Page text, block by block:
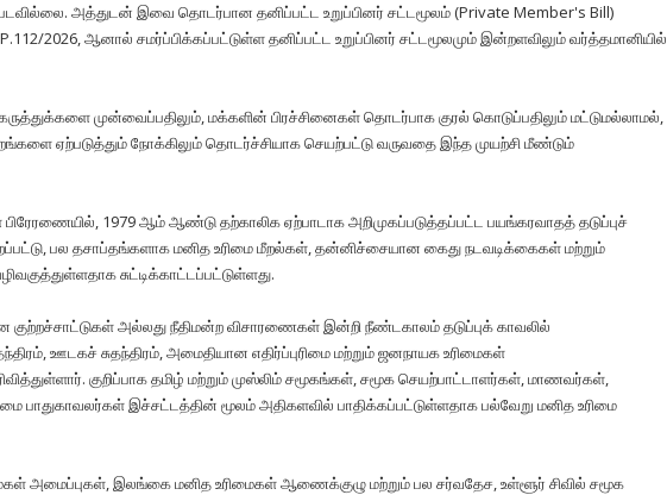
அத்துடன் இவை தொடர்பான தனிப்பட்ட உறுப்பினர் சட்டமூலம் (Private Member's Bill)
2026, ஆனால் சமர்ப்பிக்கப்பட்டுள்ள தனிப்பட்ட உறுப்பினர் சட்டமூலமும் இன்றளவிலும் வர்த்தமானியில்
முன்வைப்பதிலும், மக்களின் பிரச்சினைகள் தொடர்பாக குரல் கொடுப்பதிலும் மட்டுமல்லாமல்,
ஏற்படுத்தும் நோக்கிலும் தொடர்ச்சியாக செயற்பட்டு வருவதை இந்த முயற்சி மீண்டும்
1979 ஆம் ஆண்டு தற்காலிக ஏற்பாடாக அறிமுகப்படுத்தப்பட்ட பயங்கரவாதத் தடுப்புச்
பல தசாப்தங்களாக மனித உரிமை மீறல்கள், தன்னிச்சையான கைது நடவடிக்கைகள் மற்றும்
சுட்டிக்காட்டப்பட்டுள்ளது.
அல்லது நீதிமன்ற விசாரணைகள் இன்றி நீண்டகாலம் தடுப்புக் காவலில்
ஊடகச் சுதந்திரம், அமைதியான எதிர்ப்புரிமை மற்றும் ஜனநாயக உரிமைகள்
குறிப்பாக தமிழ் மற்றும் முஸ்லிம் சமூகங்கள், சமூக செயற்பாட்டாளர்கள், மாணவர்கள்,
பாதுகாவலர்கள் இச்சட்டத்தின் மூலம் அதிகளவில் பாதிக்கப்பட்டுள்ளதாக பல்வேறு மனித உரிமை
அமைப்புகள், இலங்கை மனித உரிமைகள் ஆணைக்குழு மற்றும் பல சர்வதேச, உள்ளூர் சிவில் சமூக